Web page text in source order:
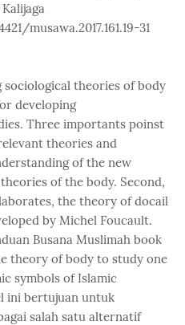
musawa.2017.161.19-31
theories of body
developing
Three importants poinst
theories and
of the new
of the body. Second,
the theory of docail
by Michel Foucault.
Busana Muslimah book
theory of body to study one
symbols of Islamic
ini bertujuan untuk
salah satu alternatif